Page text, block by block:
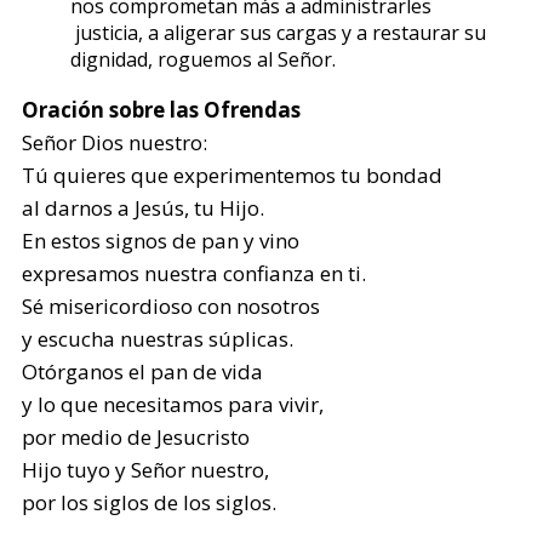
nos comprometan más a administrarles
justicia, a aligerar sus cargas y a restaurar su
dignidad, roguemos al Señor.
Oración sobre las Ofrendas
Señor Dios nuestro:
Tú quieres que experimentemos tu bondad
al darnos a Jesús, tu Hijo.
En estos signos de pan y vino
expresamos nuestra confianza en ti.
Sé misericordioso con nosotros
y escucha nuestras súplicas.
Otórganos el pan de vida
y lo que necesitamos para vivir,
por medio de Jesucristo
Hijo tuyo y Señor nuestro,
por los siglos de los siglos.